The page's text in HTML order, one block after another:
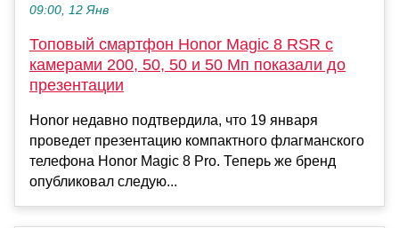
09:00, 12 Янв
Топовый смартфон Honor Magic 8 RSR с
камерами 200, 50, 50 и 50 Мп показали до
презентации
Honor недавно подтвердила, что 19 января
проведет презентацию компактного флагманского
телефона Honor Magic 8 Pro. Теперь же бренд
опубликовал следую...